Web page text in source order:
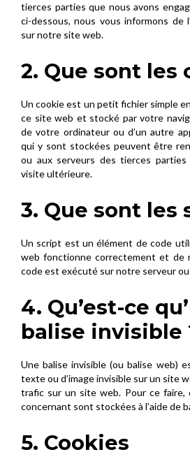
tierces parties que nous avons
ci-dessous, nous vous informons de
sur notre site web.
2. Que sont les
Un cookie est un petit fichier simple
ce site web et stocké par votre
de votre ordinateur ou d’un autre
qui y sont stockées peuvent être
ou aux serveurs des tierces parties
visite ultérieure.
3. Que sont les
Un script est un élément de code
web fonctionne correctement et de
code est exécuté sur notre serveur
4. Qu’est-ce
balise invisible
Une balise invisible (ou balise web)
texte ou d’image invisible sur un site
trafic sur un site web. Pour ce faire,
concernant sont stockées à l’aide de
5. Cookies